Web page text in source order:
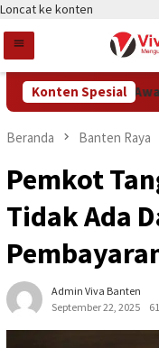
Loncat ke konten
Konten Spesial
Raih LPM Award
Beranda Banten Raya
Pemkot
Tidak Ada
Admin Viva Banten
September 22, 2025